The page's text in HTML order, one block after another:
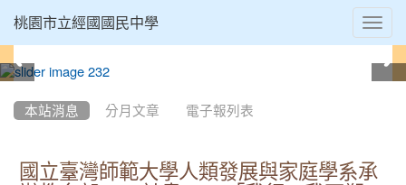
桃園市立經國國民中學
本站消息 分月文章 電子報列表
國立臺灣師範大學人類發展與家庭學系承